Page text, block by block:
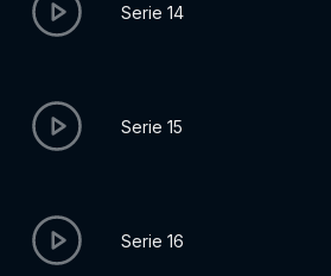
Serie 14
Serie 15
Serie 16